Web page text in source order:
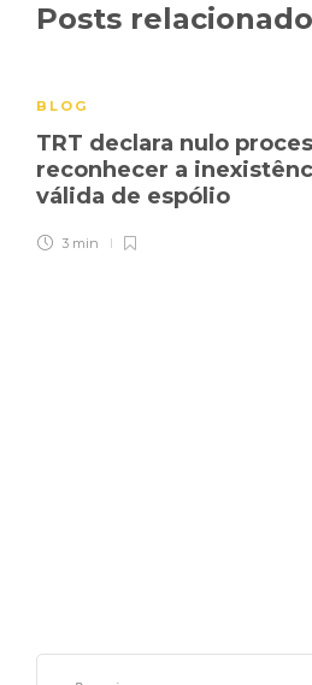
Posts
BLOG
TRT declara nulo
reconhecer a
válida de espólio
3 min